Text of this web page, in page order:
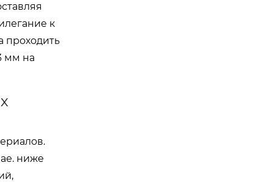
к
проходить
мм на
ниже